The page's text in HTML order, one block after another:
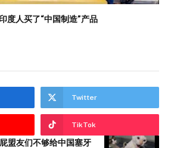
度人买了“中国制造”产品
Twitter
TikTok
盟友们不够给中国塞牙